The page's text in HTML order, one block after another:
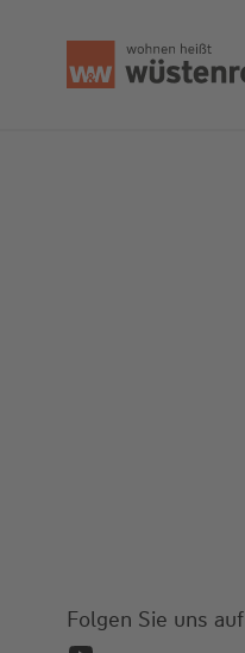
Folgen Sie uns auf